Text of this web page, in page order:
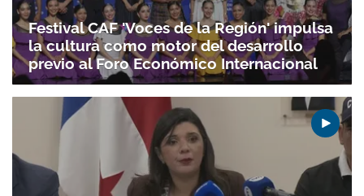
Festival CAF 'Voces de la Región' impulsa
la cultura como motor del desarrollo
previo al Foro Económico Internacional